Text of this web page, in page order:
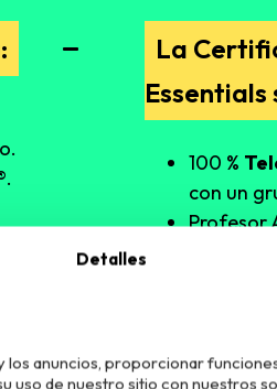
a150
La
100 %
con un
Profesor
Al final
Detalles
anuncios, proporcionar
de nuestro sitio con nuestros